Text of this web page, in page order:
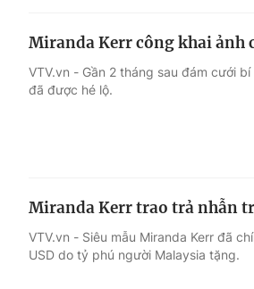
Miranda Kerr công khai ảnh
VTV.vn - Gần 2 tháng sau đám cưới
đã được hé lộ.
Miranda Kerr trao trả nhẫn
VTV.vn - Siêu mẫu Miranda Kerr đã
USD do tỷ phú người Malaysia tặng.